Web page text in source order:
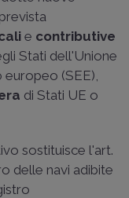
e contributive
Stati dell'Unione
(SEE),
di Stati UE o
sostituisce l'art.
delle navi adibite